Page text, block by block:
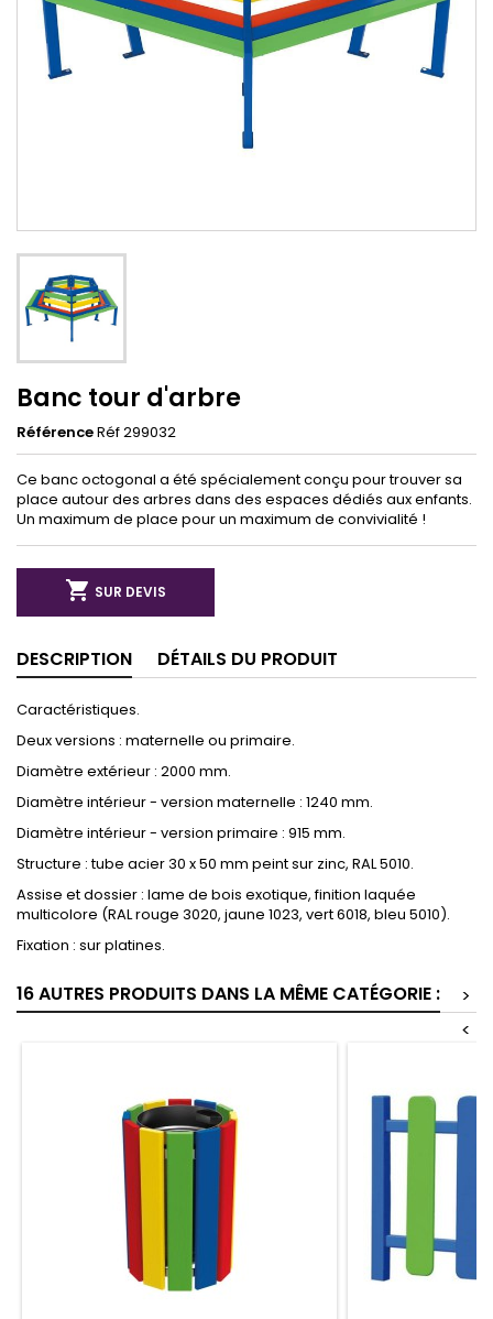
Banc tour d'arbre
RéférenceRéf 299032
Ce banc octogonal a été spécialement conçu pour trouver sa
place autour des arbres dans des espaces dédiés aux enfants.
Un maximum de place pour un maximum de convivialité !
 SUR DEVIS
DESCRIPTION DÉTAILS DU PRODUIT
Caractéristiques.
Deux versions : maternelle ou primaire.
Diamètre extérieur : 2000 mm.
Diamètre intérieur - version maternelle : 1240 mm.
Diamètre intérieur - version primaire : 915 mm.
Structure : tube acier 30 x 50 mm peint sur zinc, RAL 5010.
Assise et dossier : lame de bois exotique, finition laquée
multicolore (RAL rouge 3020, jaune 1023, vert 6018, bleu 5010).
Fixation : sur platines.
16 AUTRES PRODUITS DANS LA MÊME CATÉGORIE :
>
<